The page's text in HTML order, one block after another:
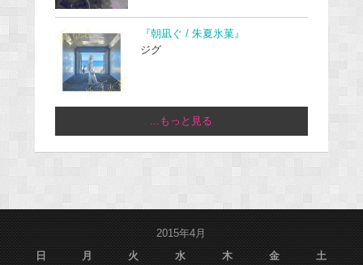
『朝凪ぐ / 朱夏氷菓』
ジグ
...もっと見る
2015年4月
日
月 火 水 木 金 土